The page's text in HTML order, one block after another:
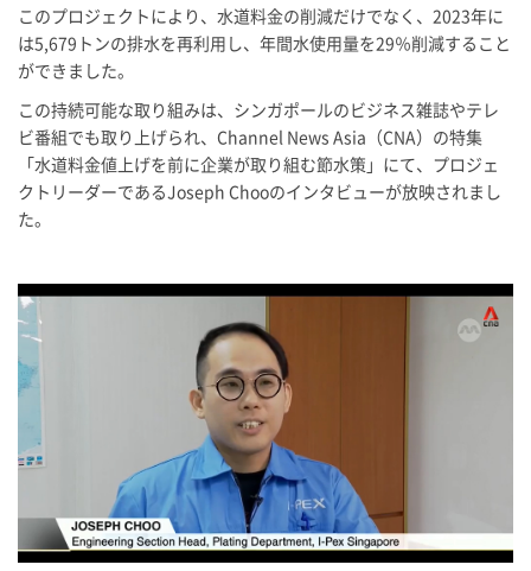
このプロジェクトにより、水道料金の削減だけでなく、2023年に
は5,679トンの排水を再利用し、年間水使用量を29％削減すること
ができました。
この持続可能な取り組みは、シンガポールのビジネス雑誌やテレ
ビ番組でも取り上げられ、Channel News Asia（CNA）の特集
「水道料金値上げを前に企業が取り組む節水策」にて、プロジェ
クトリーダーであるJoseph Chooのインタビューが放映されまし
た。